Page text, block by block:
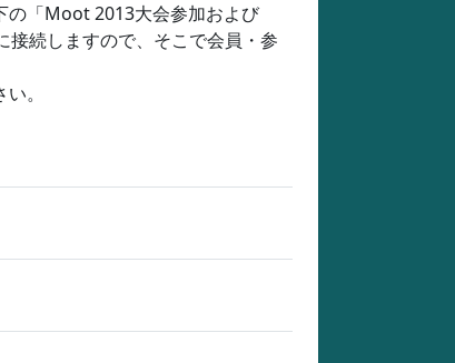
の「Moot 2013大会参加および
続しますので、そこで会員・参
。